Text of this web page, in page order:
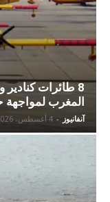
المغرب
آنفانيوز - 4 أغسطس، 2026